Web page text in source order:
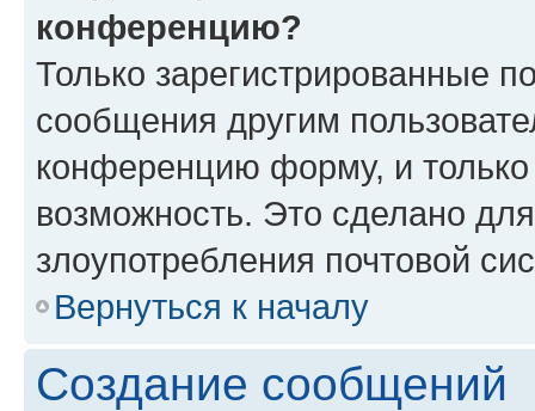
конференцию?
Только зарегистрированные
сообщения другим
конференцию форму, и
возможность. Это сделано
злоупотребления почтовой
Вернуться к началу
Создание сообщений